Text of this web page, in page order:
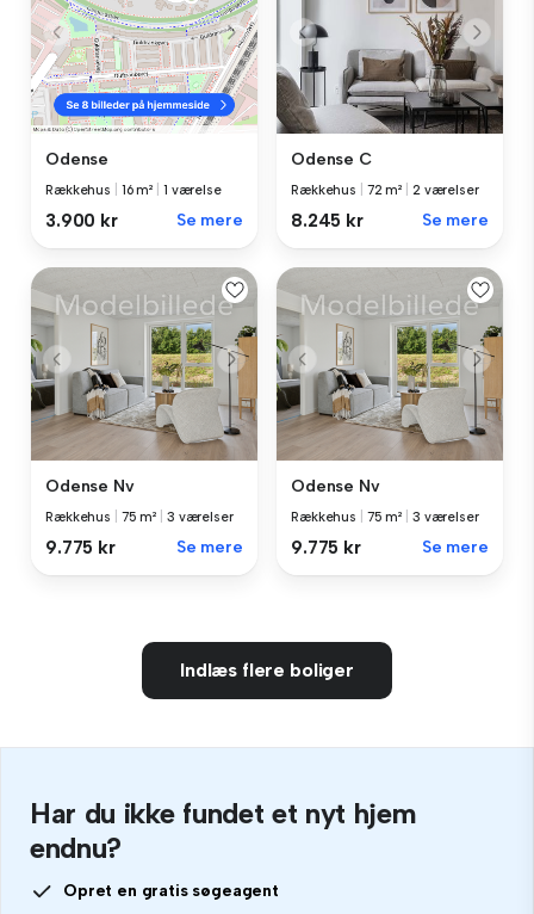
Odense
Rækkehus 16 m² 1 værelse
3.900 kr Se mere
Odense C
Rækkehus 72 m² 2 værelser
8.245 kr Se mere
Odense Nv
Rækkehus 75 m² 3 værelser
9.775 kr Se mere
Odense Nv
Rækkehus 75 m² 3 værelser
9.775 kr Se mere
Indlæs flere boliger
Har du ikke fundet et nyt hjem
endnu?
Opret en gratis søgeagent